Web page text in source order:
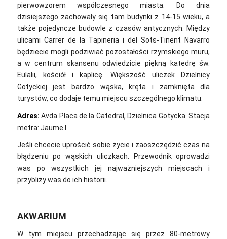
pierwowzorem współczesnego miasta. Do dnia
dzisiejszego zachowały się tam budynki z 14-15 wieku, a
także pojedyncze budowle z czasów antycznych. Między
ulicami Carrer de la Tapineria i del Sots-Tinent Navarro
będziecie mogli podziwiać pozostałości rzymskiego muru,
a w centrum skansenu odwiedzicie piękną katedrę św.
Eulalii, kościół i kaplicę. Większość uliczek Dzielnicy
Gotyckiej jest bardzo wąska, kręta i zamknięta dla
turystów, co dodaje temu miejscu szczególnego klimatu.
Adres: Avda Placa de la Catedral, Dzielnica Gotycka. Stacja
metra: Jaume I
Jeśli chcecie uprościć sobie życie i zaoszczędzić czas na
błądzeniu po wąskich uliczkach. Przewodnik oprowadzi
was po wszystkich jej najważniejszych miejscach i
przybliży was do ich historii.
AKWARIUM
W tym miejscu przechadzając się przez 80-metrowy